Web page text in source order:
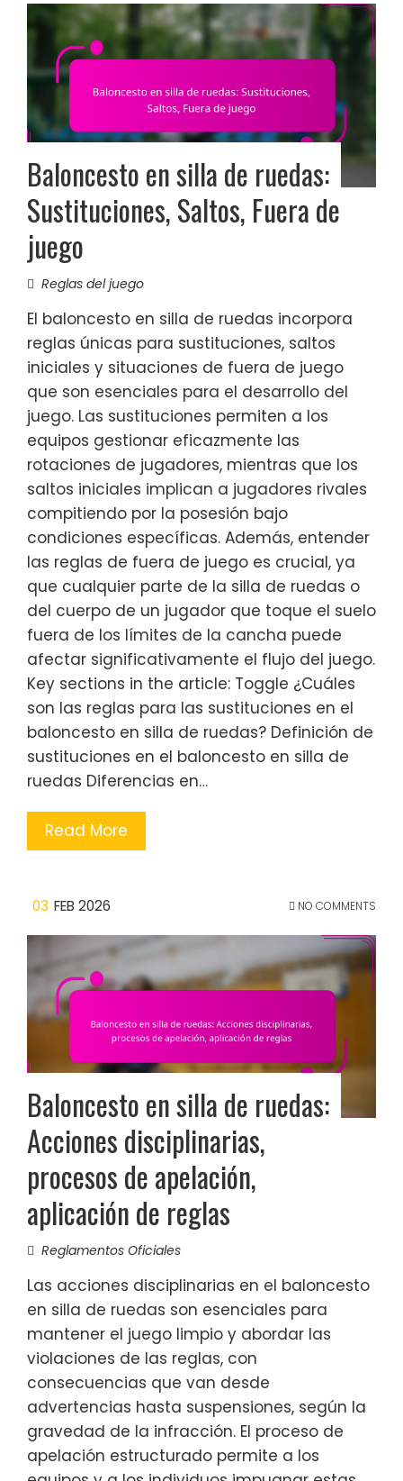
Baloncesto en silla de ruedas:
Sustituciones, Saltos, Fuera de
juego
Reglas del juego
El baloncesto en silla de ruedas incorpora
reglas únicas para sustituciones, saltos
iniciales y situaciones de fuera de juego
que son esenciales para el desarrollo del
juego. Las sustituciones permiten a los
equipos gestionar eficazmente las
rotaciones de jugadores, mientras que los
saltos iniciales implican a jugadores rivales
compitiendo por la posesión bajo
condiciones específicas. Además, entender
las reglas de fuera de juego es crucial, ya
que cualquier parte de la silla de ruedas o
del cuerpo de un jugador que toque el suelo
fuera de los límites de la cancha puede
afectar significativamente el flujo del juego.
Key sections in the article: Toggle ¿Cuáles
son las reglas para las sustituciones en el
baloncesto en silla de ruedas? Definición de
sustituciones en el baloncesto en silla de
ruedas Diferencias en…
Read More
03 FEB 2026 NO COMMENTS
Baloncesto en silla de ruedas:
Acciones disciplinarias,
procesos de apelación,
aplicación de reglas
Reglamentos Oficiales
Las acciones disciplinarias en el baloncesto
en silla de ruedas son esenciales para
mantener el juego limpio y abordar las
violaciones de las reglas, con
consecuencias que van desde
advertencias hasta suspensiones, según la
gravedad de la infracción. El proceso de
apelación estructurado permite a los